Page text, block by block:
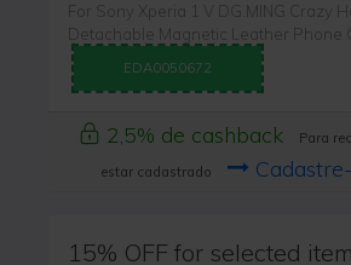
For Sony Xperia 1 V DG.MING Crazy
Detachable Magnetic Leather Phone
EDA0050672
2,5% de cashback
Para
estar cadastrado
15% OFF for selected item